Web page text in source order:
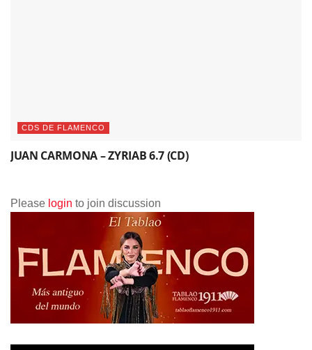
CDS DE FLAMENCO
JUAN CARMONA – ZYRIAB 6.7 (CD)
Please login to join discussion